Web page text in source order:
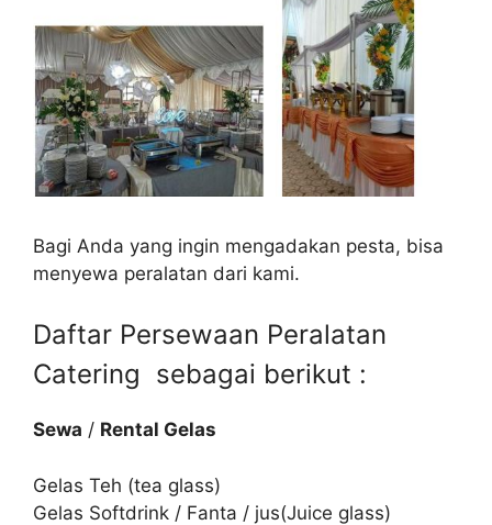
Bagi Anda yang ingin mengadakan pesta, bisa
menyewa peralatan dari kami.
Daftar Persewaan Peralatan
Catering sebagai berikut :
Sewa / Rental Gelas
Gelas Teh (tea glass)
Gelas Softdrink / Fanta / jus(Juice glass)